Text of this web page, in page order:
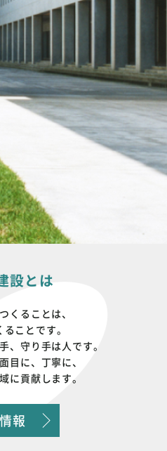
設とは
くることは、
ことです。
、守り手は人です。
目に、丁寧に、
に貢献します。
報